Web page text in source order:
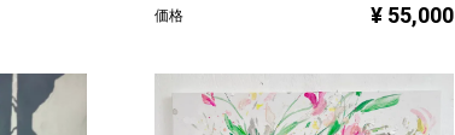
価格
¥ 55,000